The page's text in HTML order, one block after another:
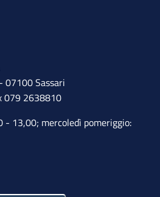
07100 Sassari
079 2638810
- 13,00; mercoledì pomeriggio: